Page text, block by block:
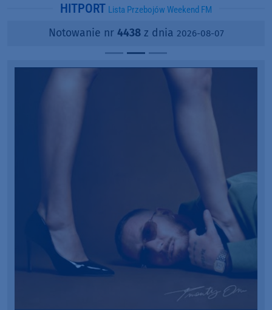
HITPORT Lista Przebojów Weekend FM
Notowanie nr 4438z dnia 2026-08-07